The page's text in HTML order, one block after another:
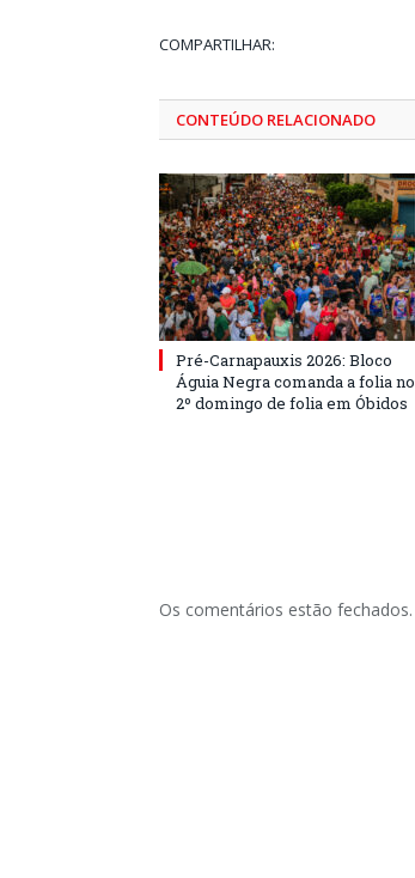
COMPARTILHAR:
CONTEÚDO RELACIONADO
Pré-Carnapauxis 2026: Bloco
Águia Negra comanda a folia no
2º domingo de folia em Óbidos
Os comentários estão fechados.